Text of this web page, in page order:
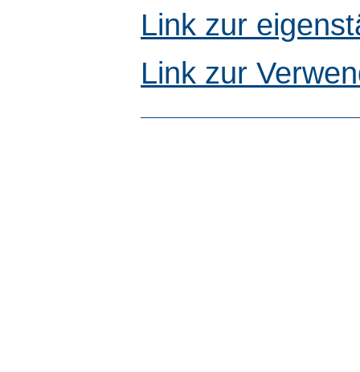
Link zur
Link zur